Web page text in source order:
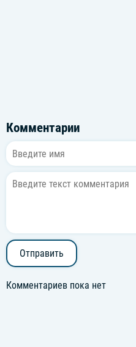
Комментарии
Отправить
Комментариев пока нет